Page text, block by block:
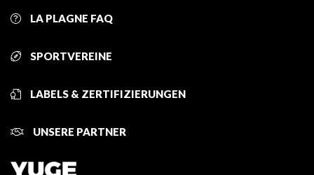
LA PLAGNE FAQ
SPORTVEREINE
LABELS & ZERTIFIZIERUNGEN
UNSERE PARTNER